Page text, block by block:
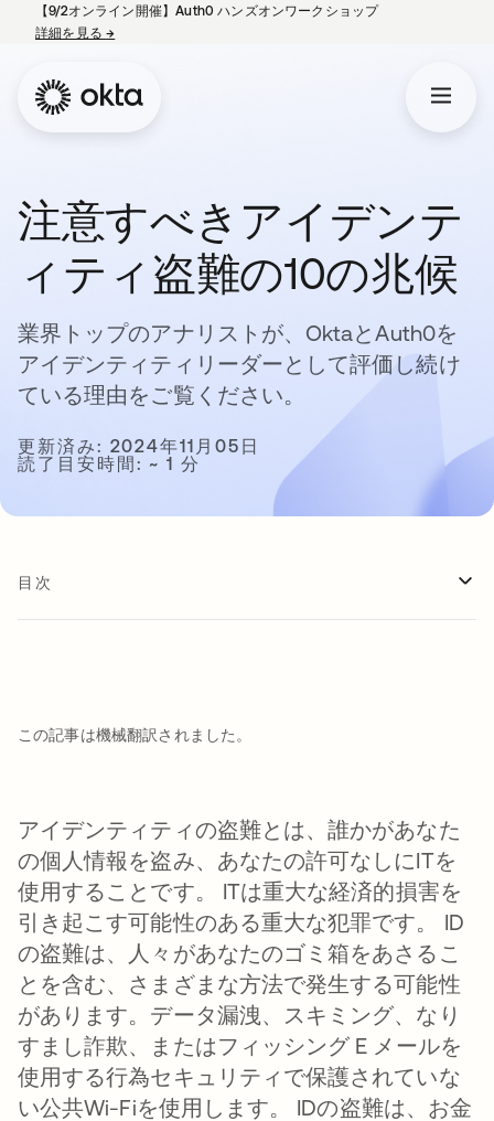
【9/2オンライン開催】Auth0 ハンズオンワークショップ
詳細を見る→
注意すべきアイデンテ
ィティ盗難の10の兆候
業界トップのアナリストが、OktaとAuth0を
アイデンティティリーダーとして評価し続け
ている理由をご覧ください。
更新済み: 2024年11月05日
読了目安時間: ~ 1 分
目次
この記事は機械翻訳されました。
アイデンティティの盗難とは、誰かがあなた
の個人情報を盗み、あなたの許可なしにITを
使用することです。 ITは重大な経済的損害を
引き起こす可能性のある重大な犯罪です。 ID
の盗難は、人々があなたのゴミ箱をあさるこ
とを含む、さまざまな方法で発生する可能性
があります。データ漏洩、スキミング、なり
すまし詐欺、またはフィッシング E メールを
使用する行為セキュリティで保護されていな
い公共Wi-Fiを使用します。 IDの盗難は、お金